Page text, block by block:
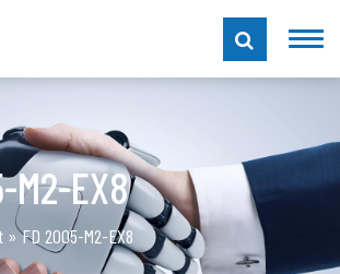
M2-EX8
»FD 2005-M2-EX8